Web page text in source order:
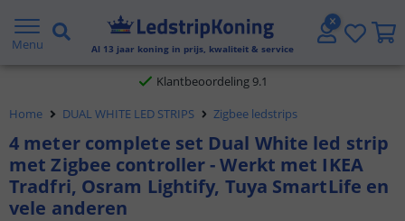
Menu Al 13 jaar koning in prijs, kwaliteit & service
Gratis verzending vanaf € 20,- NL en BE
Klantbeoordeling 9.1
Voor 23:45 uur besteld,morgen in huis
Home DUAL WHITE LED STRIPS Zigbee ledstrips
4 meter complete set Dual White led strip
met Zigbee controller - Werkt met IKEA
Tradfri, Osram Lightify, Tuya SmartLife en
vele anderen